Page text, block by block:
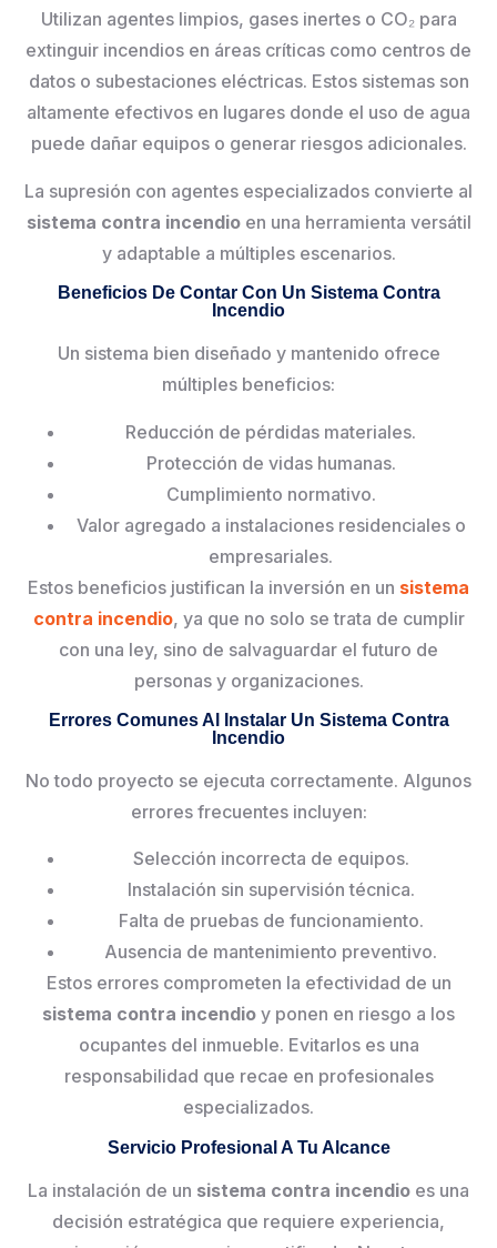
Utilizan agentes limpios, gases inertes o CO₂ para
extinguir incendios en áreas críticas como centros de
datos o subestaciones eléctricas. Estos sistemas son
altamente efectivos en lugares donde el uso de agua
puede dañar equipos o generar riesgos adicionales.
La supresión con agentes especializados convierte al
sistema contra incendioen una herramienta versátil
y adaptable a múltiples escenarios.
Beneficios De Contar Con Un Sistema Contra
Incendio
Un sistema bien diseñado y mantenido ofrece
múltiples beneficios:
Reducción de pérdidas materiales.
Protección de vidas humanas.
Cumplimiento normativo.
Valor agregado a instalaciones residenciales o
empresariales.
Estos beneficios justifican la inversión en un sistema
contra incendio, ya que no solo se trata de cumplir
con una ley, sino de salvaguardar el futuro de
personas y organizaciones.
Errores Comunes Al Instalar Un Sistema Contra
Incendio
No todo proyecto se ejecuta correctamente. Algunos
errores frecuentes incluyen:
Selección incorrecta de equipos.
Instalación sin supervisión técnica.
Falta de pruebas de funcionamiento.
Ausencia de mantenimiento preventivo.
Estos errores comprometen la efectividad de un
sistema contra incendio y ponen en riesgo a los
ocupantes del inmueble. Evitarlos es una
responsabilidad que recae en profesionales
especializados.
Servicio Profesional A Tu Alcance
La instalación de un sistema contra incendio es una
decisión estratégica que requiere experiencia,